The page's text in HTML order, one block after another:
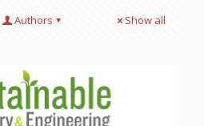
Authors Show all